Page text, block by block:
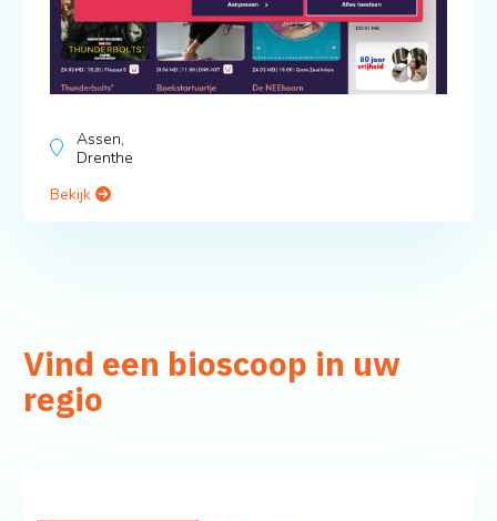
Assen,
Drenthe
Bekijk
Vind een bioscoop in uw
regio